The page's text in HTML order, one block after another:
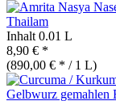
Thailam
Inhalt 0.01 L
8,90 € *
(890,00 € * / 1 L)
Gelbwurz gemahlen